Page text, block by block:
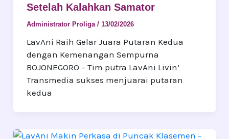
Setelah Kalahkan Samator
Administrator Proliga / 13/02/2026
LavAni Raih Gelar Juara Putaran Kedua
dengan Kemenangan Sempurna
BOJONEGORO – Tim putra LavAni Livin’
Transmedia sukses menjuarai putaran
kedua